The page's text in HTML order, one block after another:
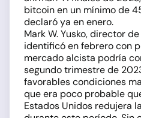
bitcoin en un mínimo de
declaró ya en enero.
Mark W. Yusko, director
identificó en febrero con
mercado alcista podría
segundo trimestre de
favorables condiciones
que era poco probable
Estados Unidos redujera